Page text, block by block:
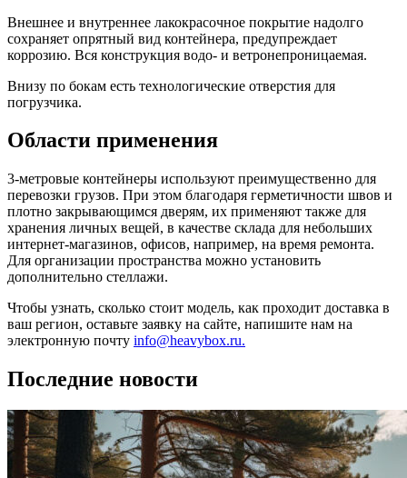
Внешнее и внутреннее лакокрасочное покрытие надолго
сохраняет опрятный вид контейнера, предупреждает
коррозию. Вся конструкция водо- и ветронепроницаемая.
Внизу по бокам есть технологические отверстия для
погрузчика.
Области применения
3-метровые контейнеры используют преимущественно для
перевозки грузов. При этом благодаря герметичности швов и
плотно закрывающимся дверям, их применяют также для
хранения личных вещей, в качестве склада для небольших
интернет-магазинов, офисов, например, на время ремонта.
Для организации пространства можно установить
дополнительно стеллажи.
Чтобы узнать, сколько стоит модель, как проходит доставка в
ваш регион, оставьте заявку на сайте, напишите нам на
электронную почту info@heavybox.ru.
Последние новости